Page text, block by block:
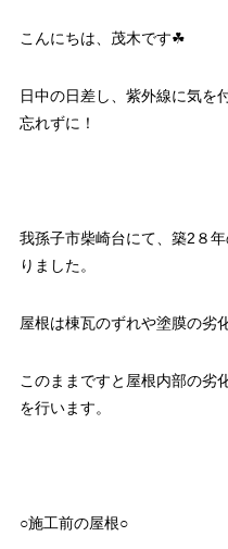
こんにちは、茂木です☘
日中の日差し、紫外線に気を
忘れずに！
我孫子市柴崎台にて、築2８
りました。
屋根は棟瓦のずれや塗膜の劣
このままですと屋根内部の劣
を行います。
○施工前の屋根○